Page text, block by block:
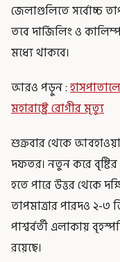
জেলাগুলিতে সর্বোচ্চ
তবে দার্জিলিং ও
মধ্যে থাকবে।
আরও পড়ুন :
মহারাষ্ট্রে রোগীর মৃত্যু
শুক্রবার থেকে
দফতর। নতুন করে
হতে পারে উত্তর থেকে
তাপমাত্রার পারদও ২-৩
পাশ্বর্বর্তী এলাকায়
রয়েছে।